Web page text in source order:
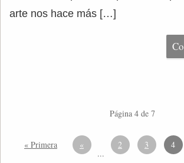
arte nos hace más […]
Página 4 de 7
« Primera «
...
2 3 4